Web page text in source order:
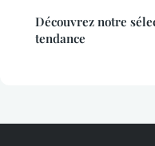
Découvrez notre
tendance